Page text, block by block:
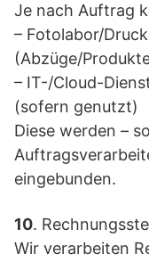
Je nach Auftrag
– Fotolabor/
(Abzüge/
– IT-/Cloud-
(sofern genutzt)
Diese werden –
eingebunden.
10.
Wir verarbeiten